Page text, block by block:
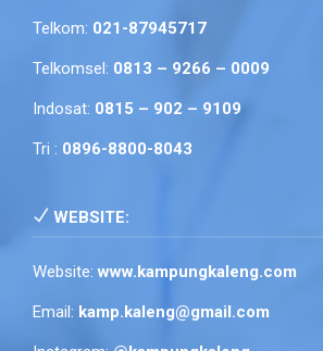
Telkom: 021-87945717
Telkomsel: 0813 – 9266 – 0009
Indosat: 0815 – 902 – 9109
Tri : 0896-8800-8043
WEBSITE:
Website: www.kampungkaleng.com
Email: kamp.kaleng@gmail.com